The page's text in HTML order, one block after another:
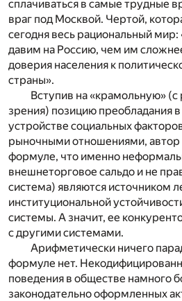
сплачиваться в самые трудные
враг под Москвой. Чертой,
сегодня весь рациональный
давим на Россию, чем им
доверия населения к
страны».
Вступив на «крамольную» (с
зрения) позицию преобладания
устройстве социальных
рыночными отношениями, автор
формуле, что именно
внешнеторговое сальдо и не
система) являются источником
институциональной
системы. А значит, ее
с другими системами.
Арифметически ничего
формуле нет.
поведения в обществе намного
законодательно оформленных